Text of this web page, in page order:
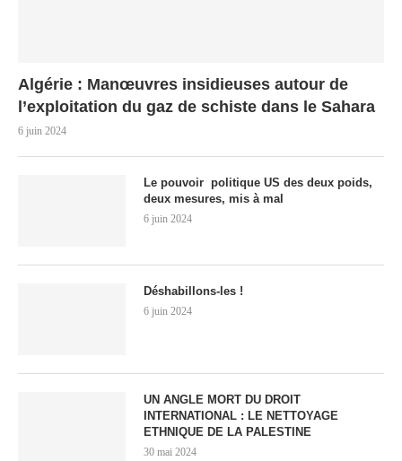
Algérie : Manœuvres insidieuses autour de
l’exploitation du gaz de schiste dans le Sahara
6 juin 2024
Le pouvoir politique US des deux poids,
deux mesures, mis à mal
6 juin 2024
Déshabillons-les !
6 juin 2024
UN ANGLE MORT DU DROIT
INTERNATIONAL : LE NETTOYAGE
ETHNIQUE DE LA PALESTINE
30 mai 2024